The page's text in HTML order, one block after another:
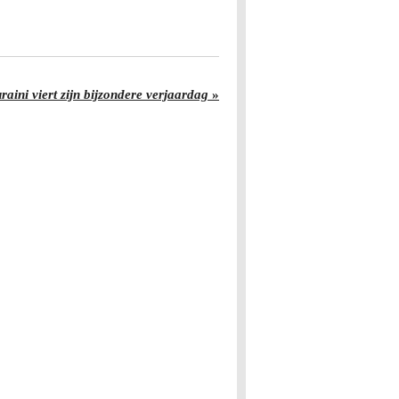
viert zijn bijzondere verjaardag »